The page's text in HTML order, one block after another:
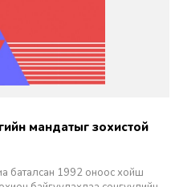
баталсан 1992 оноос хойш